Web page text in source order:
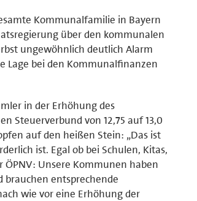
Kommunalfamilie in Bayern
über den kommunalen
ungewöhnlich deutlich Alarm
Lage bei den Kommunalfinanzen
in der Erhöhung des
Steuerverbund von 12,75 auf 13,0
auf den heißen Stein: „Das ist
ist. Egal ob bei Schulen, Kitas,
Unsere Kommunen haben
entsprechende
wie vor eine Erhöhung der